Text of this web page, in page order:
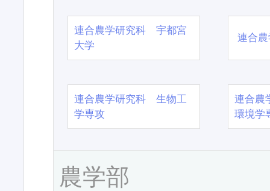
連合農学研究科 宇都宮
大学
連合
連合農学研究科 生物工
学専攻
連合農
環境学
農学部